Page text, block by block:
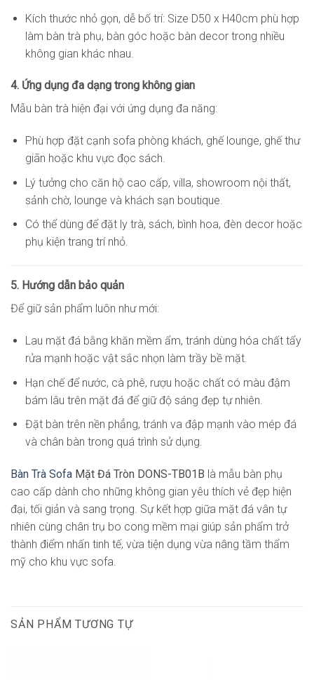
Kích thước nhỏ gọn, dễ bố trí: Size D50 x H40cm phù hợp
làm bàn trà phụ, bàn góc hoặc bàn decor trong nhiều
không gian khác nhau.
4. Ứng dụng đa dạng trong không gian
Mẫu bàn trà hiện đại với ứng dụng đa năng:
Phù hợp đặt cạnh sofa phòng khách, ghế lounge, ghế thư
giãn hoặc khu vực đọc sách.
Lý tưởng cho căn hộ cao cấp, villa, showroom nội thất,
sảnh chờ, lounge và khách sạn boutique.
Có thể dùng để đặt ly trà, sách, bình hoa, đèn decor hoặc
phụ kiện trang trí nhỏ.
5. Hướng dẫn bảo quản
Để giữ sản phẩm luôn như mới:
Lau mặt đá bằng khăn mềm ẩm, tránh dùng hóa chất tẩy
rửa mạnh hoặc vật sắc nhọn làm trầy bề mặt.
Hạn chế để nước, cà phê, rượu hoặc chất có màu đậm
bám lâu trên mặt đá để giữ độ sáng đẹp tự nhiên.
Đặt bàn trên nền phẳng, tránh va đập mạnh vào mép đá
và chân bàn trong quá trình sử dụng.
Bàn Trà Sofa Mặt Đá Tròn DONS-TB01B là mẫu bàn phụ
cao cấp dành cho những không gian yêu thích vẻ đẹp hiện
đại, tối giản và sang trọng. Sự kết hợp giữa mặt đá vân tự
nhiên cùng chân trụ bo cong mềm mại giúp sản phẩm trở
thành điểm nhấn tinh tế, vừa tiện dụng vừa nâng tầm thẩm
mỹ cho khu vực sofa.
SẢN PHẨM TƯƠNG TỰ